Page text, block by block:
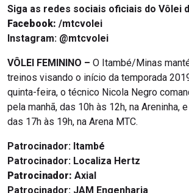
Siga as redes sociais oficiais do Vôlei
Facebook: /mtcvolei
Instagram: @mtcvolei
VÔLEI FEMININO – O Itambé/Minas
treinos visando o início da temporada
quinta-feira, o técnico Nicola Negro
pela manhã, das 10h às 12h, na Areninha,
das 17h às 19h, na Arena MTC.
Patrocinador: Itambé
Patrocinador: Localiza Hertz
Patrocinador: Axial
Patrocinador: JAM Engenharia